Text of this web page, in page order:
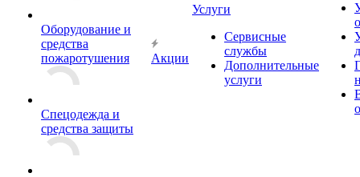
Оборудование и
средства
пожаротушения
Спецодежда и
средства защиты
Акции
Услуги
Сервисные
службы
Дополнительные
услуги